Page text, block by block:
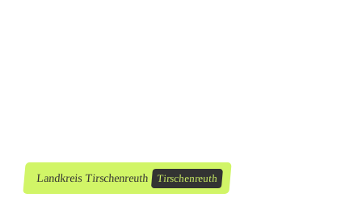
KLandkreis Tirschenreuth Tirschenreuth